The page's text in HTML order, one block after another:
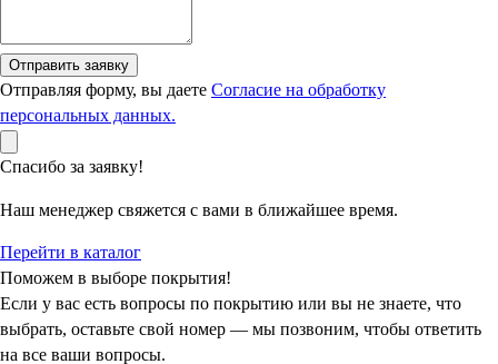
Отправить заявку
Отправляя форму, вы даете Согласие на обработку
персональных данных.
Спасибо за заявку!
Наш менеджер свяжется с вами в ближайшее время.
Перейти в каталог
Поможем в выборе покрытия!
Если у вас есть вопросы по покрытию или вы не знаете, что
выбрать, оставьте свой номер — мы позвоним, чтобы ответить
на все ваши вопросы.